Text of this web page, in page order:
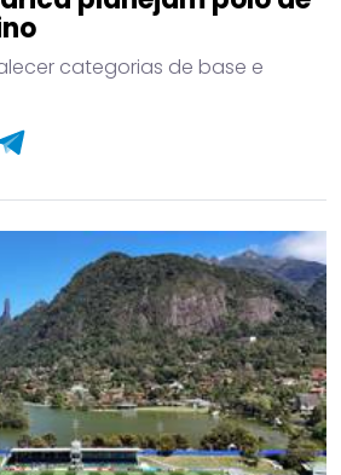
categorias de base e